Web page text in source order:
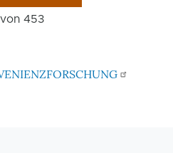
453